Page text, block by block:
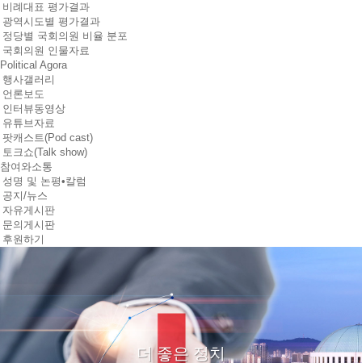
비례대표 평가결과
광역시도별 평가결과
정당별 국회의원 비율 분포
국회의원 인물자료
Political Agora
행사갤러리
언론보도
인터뷰동영상
유튜브자료
팟캐스트(Pod cast)
토크쇼(Talk show)
참여와소통
성명 및 논평•칼럼
공지/뉴스
자유게시판
문의게시판
후원하기
더 좋은 정치